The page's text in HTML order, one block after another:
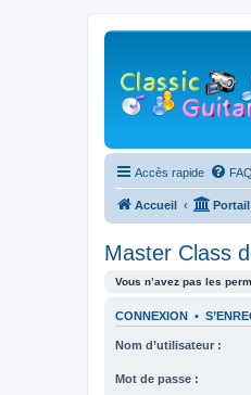
Accès rapide FAQ
Accueil Portail
Master Class
Vous n’avez pas les
CONNEXION •
Nom d’utilisateur :
Mot de passe :